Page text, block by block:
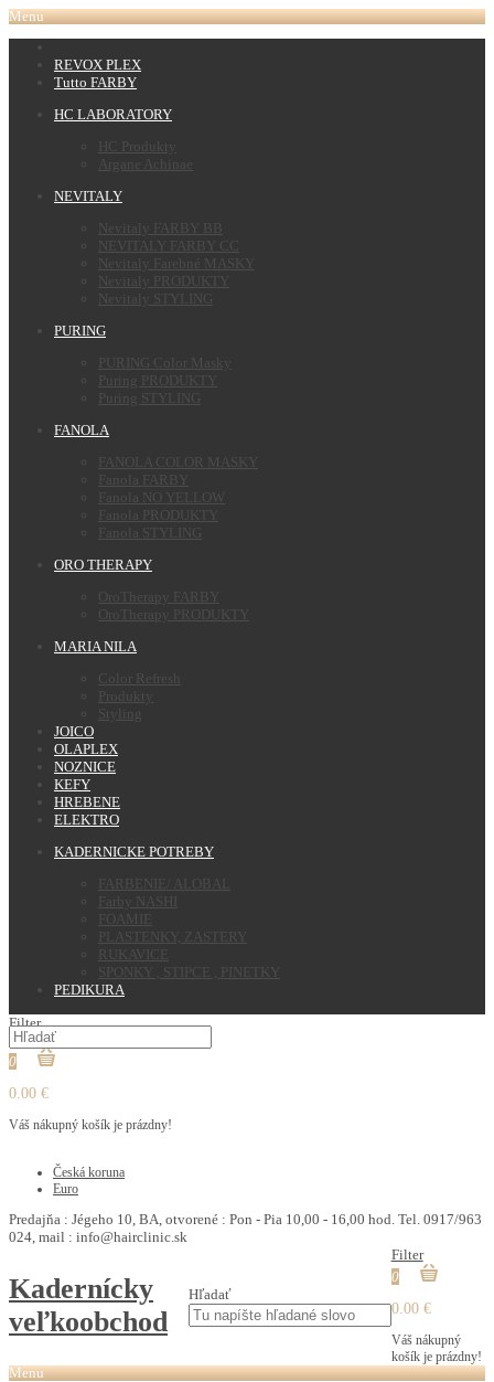
Menu
REVOX PLEX
Tutto FARBY
HC LABORATORY
HC Produkty
Argane Achinae
NEVITALY
Nevitaly FARBY BB
NEVITALY FARBY CC
Nevitaly Farebné MASKY
Nevitaly PRODUKTY
Nevitaly STYLING
PURING
PURING Color Masky
Puring PRODUKTY
Puring STYLING
FANOLA
FANOLA COLOR MASKY
Fanola FARBY
Fanola NO YELLOW
Fanola PRODUKTY
Fanola STYLING
ORO THERAPY
OroTherapy FARBY
OroTherapy PRODUKTY
MARIA NILA
Color Refresh
Produkty
Styling
JOICO
OLAPLEX
NOZNICE
KEFY
HREBENE
ELEKTRO
KADERNICKE POTREBY
FARBENIE/ ALOBAL
Farby NASHI
FOAMIE
PLASTENKY, ZASTERY
RUKAVICE
SPONKY , STIPCE , PINETKY
PEDIKURA
Filter
0
0.00 €
Váš nákupný košík je prázdny!
Česká koruna
Euro
Predajňa : Jégeho 10, BA, otvorené : Pon - Pia 10,00 - 16,00 hod. Tel. 0917/963
024, mail : info@hairclinic.sk
Kadernícky
veľkoobchod
Hľadať
Filter
0
0.00 €
Váš nákupný
košík je prázdny!
Menu